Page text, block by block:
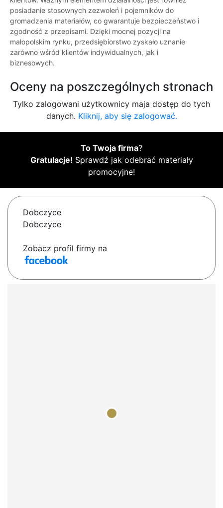
posiadanie stosownych zezwoleń i pojemników do
gromadzenia materiałów, co gwarantuje bezpieczeństwo i
zgodność z przepisami. Dzięki mocnej pozycji na
małopolskim rynku, przedsiębiorstwo zyskało uznanie
zarówno wśród klientów indywidualnych, jak i
biznesowych.
Oceny na poszczególnych stronach
Tylko zalogowani użytkownicy maja dostęp do tych
danych. Kliknij, aby się zalogować.
To Twoja firma?
Gratulacje! Sprawdź jak odebrać materiały
promocyjne!
Dobczyce
Dobczyce
Zobacz profil firmy na